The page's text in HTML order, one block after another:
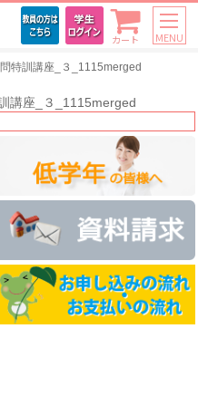
カート MENU
特訓講座_３_1115merged
講座_３_1115merged